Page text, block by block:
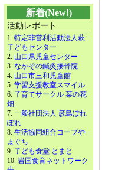
新着(New!)
活動レポート
1. 特定非営利活動法人萩
子どもセンター
2. 山口県児童センター
3. なかぞの鍼灸接骨院
4. 山口市三和児童館
5. 学習支援教室スマイル
6. 子育てサークル 菜の花
畑
7. 一般社団法人 彦島ぽれ
ぽれ
8. 生活協同組合コープや
まぐち
9. 子ども食堂 とまと
10. 岩国食育ネットワーク